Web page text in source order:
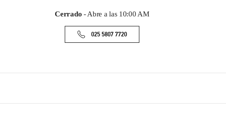
Cerrado - Abre a las 10:00 AM
025 5807 7720